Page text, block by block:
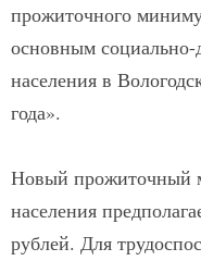
прожиточного
основным
населения в
года».
Новый прожиточный
населения
рублей. Для